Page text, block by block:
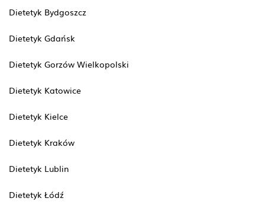
Dietetyk Bydgoszcz
Dietetyk Gdańsk
Dietetyk Gorzów Wielkopolski
Dietetyk Katowice
Dietetyk Kielce
Dietetyk Kraków
Dietetyk Lublin
Dietetyk Łódź